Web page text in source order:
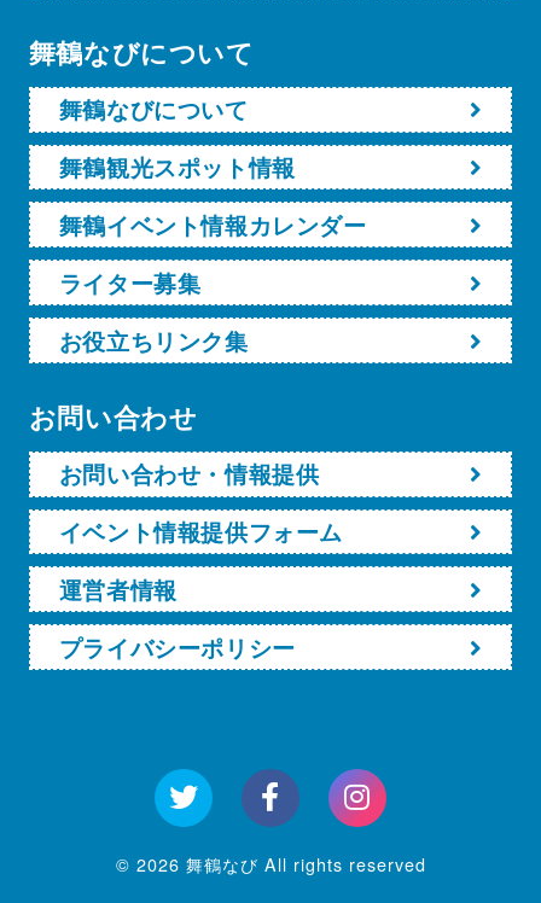
舞鶴なびについて
舞鶴なびについて
舞鶴観光スポット情報
舞鶴イベント情報カレンダー
ライター募集
お役立ちリンク集
お問い合わせ
お問い合わせ・情報提供
イベント情報提供フォーム
運営者情報
プライバシーポリシー
© 2026 舞鶴なび All rights reserved